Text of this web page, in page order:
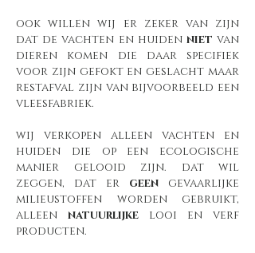
ook willen wij er zeker van zijn
dat de vachten en huiden niet van
dieren komen die daar specifiek
voor zijn gefokt en geslacht maar
restafval zijn van bijvoorbeeld een
vleesfabriek.
wij verkopen alleen vachten en
huiden die op een ecologische
manier gelooid zijn. dat wil
zeggen, dat er geen gevaarlijke
milieustoffen worden gebruikt,
alleen natuurlijke looi en verf
producten.